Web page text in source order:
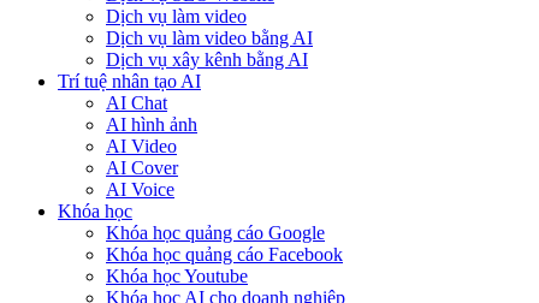
Dịch vụ làm video
Dịch vụ làm video bằng AI
Dịch vụ xây kênh bằng AI
Trí tuệ nhân tạo AI
AI Chat
AI hình ảnh
AI Video
AI Cover
AI Voice
Khóa học
Khóa học quảng cáo Google
Khóa học quảng cáo Facebook
Khóa học Youtube
Khóa học AI cho doanh nghiệp